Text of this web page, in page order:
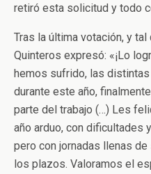
retiró esta solicitud y todo
Tras la última votación, y tal
Quinteros expresó: «¡Lo
hemos sufrido, las
durante este año,
parte del trabajo (…) Les
año arduo, con dificultades
pero con jornadas llenas
los plazos. Valoramos el